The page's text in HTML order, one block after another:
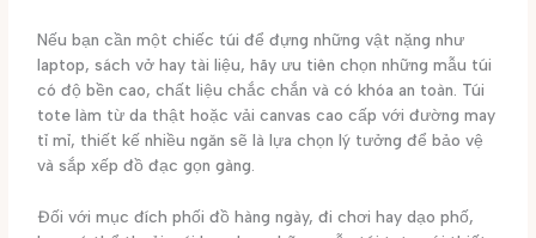
Nếu bạn cần một chiếc túi để đựng những vật nặng như
laptop, sách vở hay tài liệu, hãy ưu tiên chọn những mẫu túi
có độ bền cao, chất liệu chắc chắn và có khóa an toàn. Túi
tote làm từ da thật hoặc vải canvas cao cấp với đường may
tỉ mỉ, thiết kế nhiều ngăn sẽ là lựa chọn lý tưởng để bảo vệ
và sắp xếp đồ đạc gọn gàng.
Đối với mục đích phối đồ hàng ngày, đi chơi hay dạo phố,